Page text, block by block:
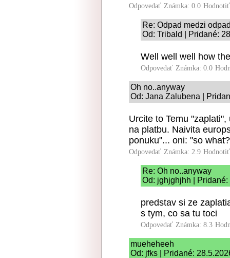
Odpovedať Známka: 0.0
Re: Odpad medzi
Od: Tribald | Pridané:
Well well well how
Odpovedať Známka: 0.0
Oh no..anyway
Od: Jana Zalubena |
Urcite to Temu
na platbu. Naivita
ponuku"... oni: "so
Odpovedať Známka: 2.9
Re: Oh no..anyway
Od: jghjghjhh |
predstav si ze
s tym, co sa tu toci
Odpovedať Známka: 8.3
mueheheeh
Od: jfks | Pridané: